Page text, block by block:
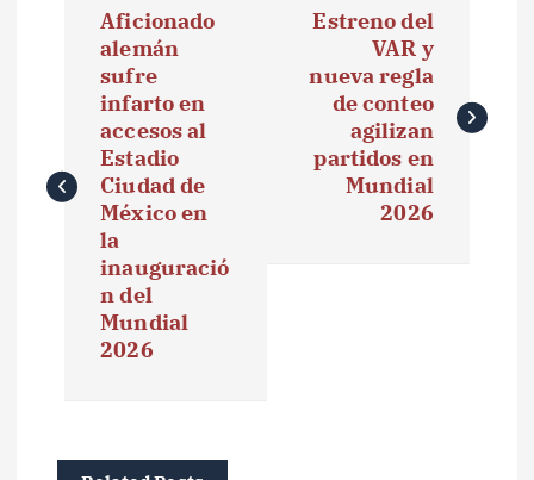
g
Aficionado
alemán
sufre
infarto en
accesos al
Estadio
Ciudad de
México en
la
inauguració
n del
Mundial
2026
Estreno del
VAR y
nueva regla
de conteo
agilizan
partidos en
Mundial
2026